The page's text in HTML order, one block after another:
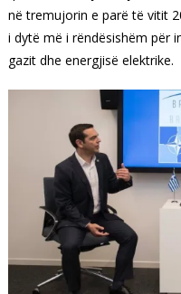
në tremujorin e parë të vitit
i dytë më i rëndësishëm për
gazit dhe energjisë elektrike.